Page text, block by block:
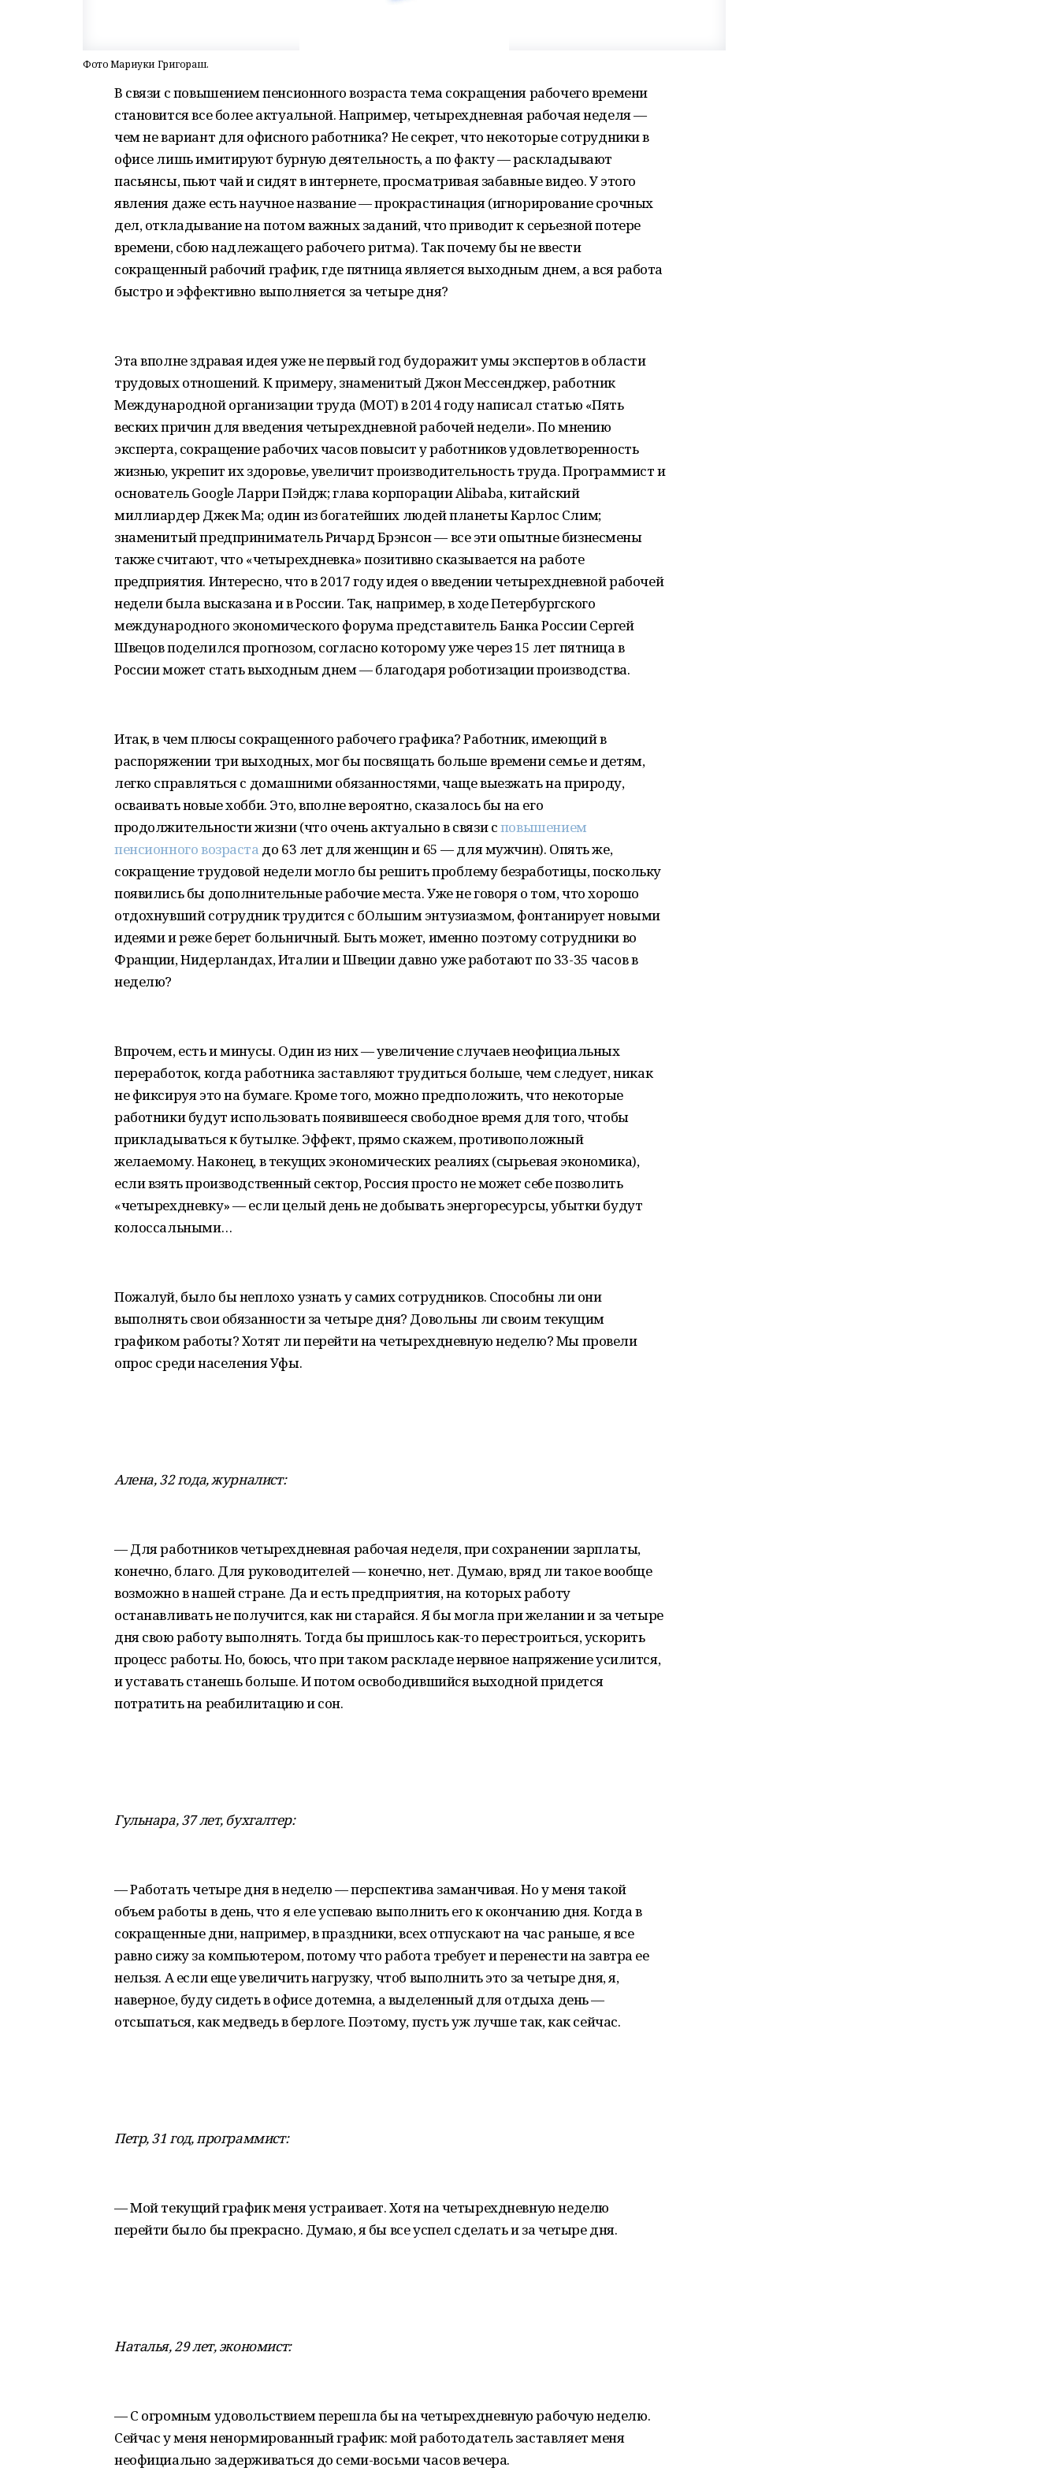
Фото Мариуки Григораш.
В связи с повышением пенсионного возраста тема сокращения рабочего времени
становится все более актуальной. Например, четырехдневная рабочая неделя —
чем не вариант для офисного работника? Не секрет, что некоторые сотрудники в
офисе лишь имитируют бурную деятельность, а по факту — раскладывают
пасьянсы, пьют чай и сидят в интернете, просматривая забавные видео. У этого
явления даже есть научное название — прокрастинация (игнорирование срочных
дел, откладывание на потом важных заданий, что приводит к серьезной потере
времени, сбою надлежащего рабочего ритма). Так почему бы не ввести
сокращенный рабочий график, где пятница является выходным днем, а вся работа
быстро и эффективно выполняется за четыре дня?
Эта вполне здравая идея уже не первый год будоражит умы экспертов в области
трудовых отношений. К примеру, знаменитый Джон Мессенджер, работник
Международной организации труда (МОТ) в 2014 году написал статью «Пять
веских причин для введения четырехдневной рабочей недели». По мнению
эксперта, сокращение рабочих часов повысит у работников удовлетворенность
жизнью, укрепит их здоровье, увеличит производительность труда. Программист и
основатель Google Ларри Пэйдж; глава корпорации Alibaba, китайский
миллиардер Джек Ма; один из богатейших людей планеты Карлос Слим;
знаменитый предприниматель Ричард Брэнсон — все эти опытные бизнесмены
также считают, что «четырехдневка» позитивно сказывается на работе
предприятия. Интересно, что в 2017 году идея о введении четырехдневной рабочей
недели была высказана и в России. Так, например, в ходе Петербургского
международного экономического форума представитель Банка России Сергей
Швецов поделился прогнозом, согласно которому уже через 15 лет пятница в
России может стать выходным днем — благодаря роботизации производства.
Итак, в чем плюсы сокращенного рабочего графика? Работник, имеющий в
распоряжении три выходных, мог бы посвящать больше времени семье и детям,
легко справляться с домашними обязанностями, чаще выезжать на природу,
осваивать новые хобби. Это, вполне вероятно, сказалось бы на его
продолжительности жизни (что очень актуально в связи сповышением
пенсионного возраста до 63 лет для женщин и 65 — для мужчин). Опять же,
сокращение трудовой недели могло бы решить проблему безработицы, поскольку
появились бы дополнительные рабочие места. Уже не говоря о том, что хорошо
отдохнувший сотрудник трудится с бОльшим энтузиазмом, фонтанирует новыми
идеями и реже берет больничный. Быть может, именно поэтому сотрудники во
Франции, Нидерландах, Италии и Швеции давно уже работают по 33-35 часов в
неделю?
Впрочем, есть и минусы. Один из них — увеличение случаев неофициальных
переработок, когда работника заставляют трудиться больше, чем следует, никак
не фиксируя это на бумаге. Кроме того, можно предположить, что некоторые
работники будут использовать появившееся свободное время для того, чтобы
прикладываться к бутылке. Эффект, прямо скажем, противоположный
желаемому. Наконец, в текущих экономических реалиях (сырьевая экономика),
если взять производственный сектор, Россия просто не может себе позволить
«четырехдневку» — если целый день не добывать энергоресурсы, убытки будут
колоссальными…
Пожалуй, было бы неплохо узнать у самих сотрудников. Способны ли они
выполнять свои обязанности за четыре дня? Довольны ли своим текущим
графиком работы? Хотят ли перейти на четырехдневную неделю? Мы провели
опрос среди населения Уфы.
Алена, 32 года, журналист:
— Для работников четырехдневная рабочая неделя, при сохранении зарплаты,
конечно, благо. Для руководителей — конечно, нет. Думаю, вряд ли такое вообще
возможно в нашей стране. Да и есть предприятия, на которых работу
останавливать не получится, как ни старайся. Я бы могла при желании и за четыре
дня свою работу выполнять. Тогда бы пришлось как-то перестроиться, ускорить
процесс работы. Но, боюсь, что при таком раскладе нервное напряжение усилится,
и уставать станешь больше. И потом освободившийся выходной придется
потратить на реабилитацию и сон.
Гульнара, 37 лет, бухгалтер:
— Работать четыре дня в неделю — перспектива заманчивая. Но у меня такой
объем работы в день, что я еле успеваю выполнить его к окончанию дня. Когда в
сокращенные дни, например, в праздники, всех отпускают на час раньше, я все
равно сижу за компьютером, потому что работа требует и перенести на завтра ее
нельзя. А если еще увеличить нагрузку, чтоб выполнить это за четыре дня, я,
наверное, буду сидеть в офисе дотемна, а выделенный для отдыха день —
отсыпаться, как медведь в берлоге. Поэтому, пусть уж лучше так, как сейчас.
Петр, 31 год, программист:
— Мой текущий график меня устраивает. Хотя на четырехдневную неделю
перейти было бы прекрасно. Думаю, я бы все успел сделать и за четыре дня.
Наталья, 29 лет, экономист:
— С огромным удовольствием перешла бы на четырехдневную рабочую неделю.
Сейчас у меня ненормированный график: мой работодатель заставляет меня
неофициально задерживаться до семи-восьми часов вечера.